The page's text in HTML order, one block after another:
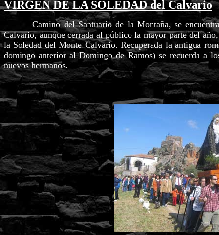
VIRGEN DE LA SOLEDAD del Calvario
Camino del Santuario de la Montaña, se encuentra
Calvario, aunque cerrada al público la mayor parte del
la Soledad del Monte Calvario. Recuperada la antigua
domingo anterior al Domingo de Ramos) se recuerda a
nuevos hermanos.